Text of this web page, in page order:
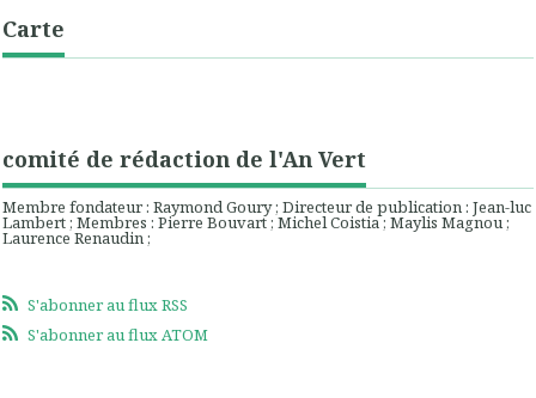
Carte
comité de rédaction de l'An Vert
Membre fondateur : Raymond Goury ; Directeur de publication : Jean-luc
Lambert ; Membres : Pierre Bouvart ; Michel Coistia ; Maylis Magnou ;
Laurence Renaudin ;
S'abonner au flux RSS
S'abonner au flux ATOM